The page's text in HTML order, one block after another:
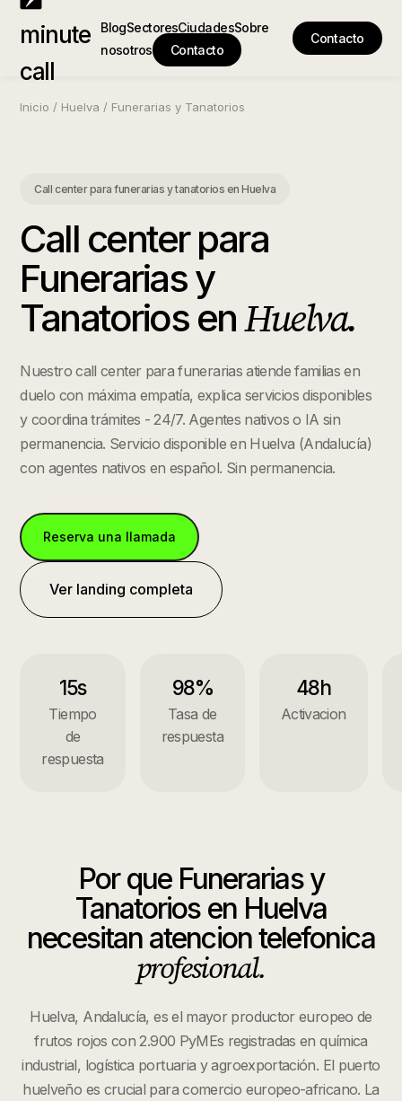
minute
call
BlogSectoresCiudadesSobre
nosotros
Contacto
Contacto
Inicio / Huelva / Funerarias y Tanatorios
Call center para funerarias y tanatorios enHuelva
Call center para
Funerarias y
TanatoriosenHuelva.
Nuestro call center para funerarias atiende familias en
duelo con máxima empatía, explica servicios disponibles
y coordina trámites - 24/7. Agentes nativos o IA sin
permanencia. Servicio disponible en Huelva (Andalucía)
con agentes nativos en español. Sin permanencia.
Reserva una llamada
Ver landing completa
15s
Tiempo
de
respuesta
98%
Tasa de
respuesta
48h
Activacion
Por que Funerarias y
Tanatoriosen Huelva
necesitan atencion telefonica
profesional.
Huelva, Andalucía, es el mayor productor europeo de
frutos rojos con 2.900 PyMEs registradas en química
industrial, logística portuaria y agroexportación. El puerto
huelveño es crucial para comercio europeo-africano. La